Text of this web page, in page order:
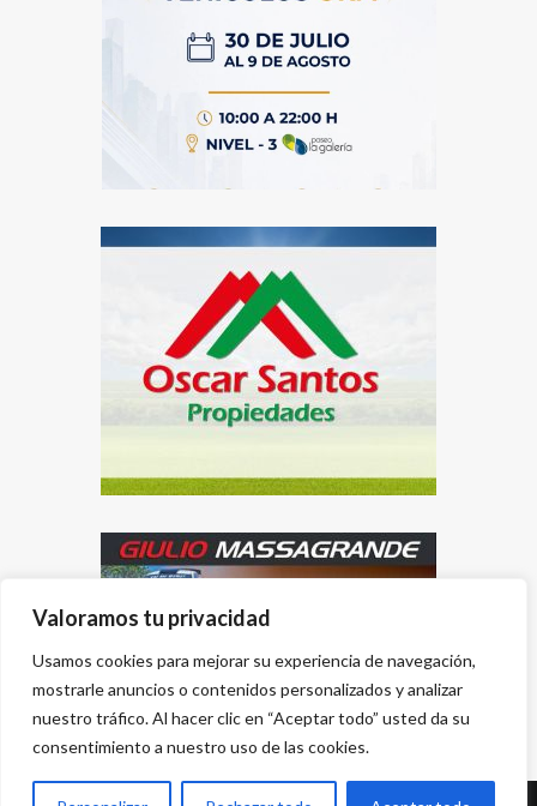
Valoramos tu privacidad
Usamos cookies para mejorar su experiencia de navegación,
mostrarle anuncios o contenidos personalizados y analizar
nuestro tráfico. Al hacer clic en “Aceptar todo” usted da su
consentimiento a nuestro uso de las cookies.